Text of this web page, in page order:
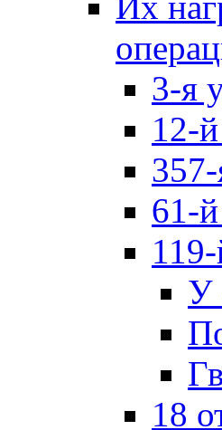
3-я
12-
61-
У
18